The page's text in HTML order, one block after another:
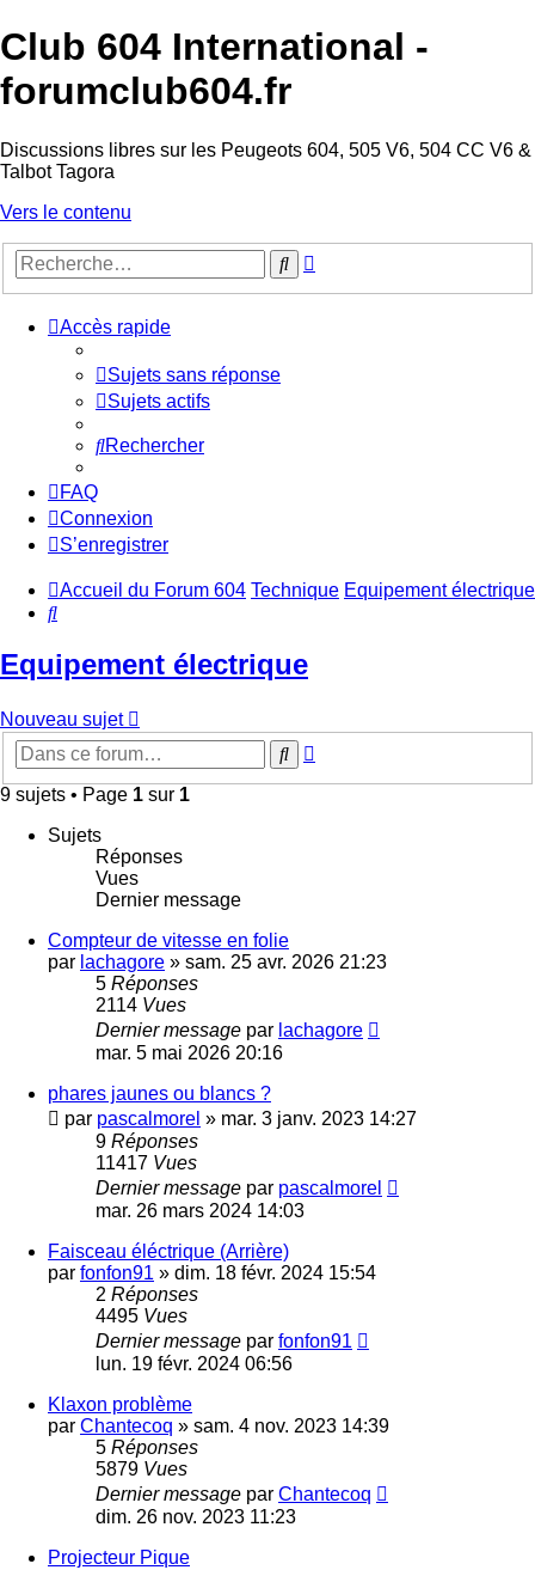
Club 604 International -
forumclub604.fr
Discussions libres sur les Peugeots 604, 505 V6, 504 CC V6 &
Talbot Tagora
Vers le contenu
Rechercher
Accès rapide
Sujets sans réponse
Sujets actifs
Rechercher
FAQ
Connexion
S’enregistrer
Accueil du Forum 604 Technique Equipement électrique
Rechercher
Equipement électrique
Nouveau sujet
Rechercher
9 sujets • Page 1 sur 1
Sujets
Réponses
Vues
Dernier message
Compteur de vitesse en folie
par lachagore » sam. 25 avr. 2026 21:23
5 Réponses
2114 Vues
Dernier message par lachagore
mar. 5 mai 2026 20:16
phares jaunes ou blancs ?
par pascalmorel » mar. 3 janv. 2023 14:27
9 Réponses
11417 Vues
Dernier message par pascalmorel
mar. 26 mars 2024 14:03
Faisceau éléctrique (Arrière)
par fonfon91 » dim. 18 févr. 2024 15:54
2 Réponses
4495 Vues
Dernier message par fonfon91
lun. 19 févr. 2024 06:56
Klaxon problème
par Chantecoq » sam. 4 nov. 2023 14:39
5 Réponses
5879 Vues
Dernier message par Chantecoq
dim. 26 nov. 2023 11:23
Projecteur Pique